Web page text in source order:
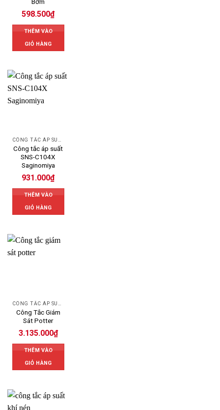
Email:erikovn.sg@gmail.com
Website: https://mepvn.com/
598.500₫
THÊM VÀO
GIỎ HÀNG
CÔNG TẮC ÁP SUẤT
Công tắc áp suất
SNS-C104X
Saginomiya
931.000₫
THÊM VÀO
GIỎ HÀNG
CÔNG TẮC ÁP SUẤT POTTER
Công Tắc Giám
Sát Potter
3.135.000₫
THÊM VÀO
GIỎ HÀNG